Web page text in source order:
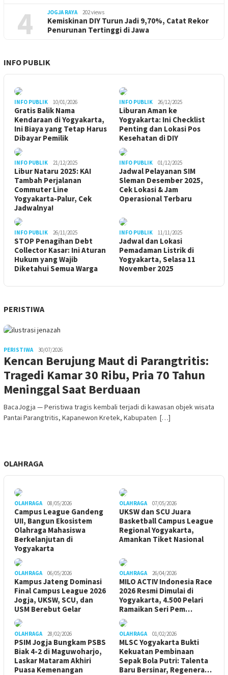
4 JOGJA RAYA 202 views
Kemiskinan DIY Turun Jadi 9,70%, Catat Rekor
Penurunan Tertinggi di Jawa
INFO PUBLIK
INFO PUBLIK 10/01/2026
Gratis Balik Nama
Kendaraan di Yogyakarta,
Ini Biaya yang Tetap Harus
Dibayar Pemilik
INFO PUBLIK 26/12/2025
Liburan Aman ke
Yogyakarta: Ini Checklist
Penting dan Lokasi Pos
Kesehatan di DIY
INFO PUBLIK 21/12/2025
Libur Nataru 2025: KAI
Tambah Perjalanan
Commuter Line
Yogyakarta-Palur, Cek
Jadwalnya!
INFO PUBLIK 01/12/2025
Jadwal Pelayanan SIM
Sleman Desember 2025,
Cek Lokasi & Jam
Operasional Terbaru
INFO PUBLIK 26/11/2025
STOP Penagihan Debt
Collector Kasar: Ini Aturan
Hukum yang Wajib
Diketahui Semua Warga
INFO PUBLIK 11/11/2025
Jadwal dan Lokasi
Pemadaman Listrik di
Yogyakarta, Selasa 11
November 2025
PERISTIWA
PERISTIWA 30/07/2026
Kencan Berujung Maut di Parangtritis:
Tragedi Kamar 30 Ribu, Pria 70 Tahun
Meninggal Saat Berduaan
BacaJogja — Peristiwa tragis kembali terjadi di kawasan objek wisata
Pantai Parangtritis, Kapanewon Kretek, Kabupaten […]
OLAHRAGA
OLAHRAGA 08/05/2026
Campus League Gandeng
UII, Bangun Ekosistem
Olahraga Mahasiswa
Berkelanjutan di
Yogyakarta
OLAHRAGA 07/05/2026
UKSW dan SCU Juara
Basketball Campus League
Regional Yogyakarta,
Amankan Tiket Nasional
OLAHRAGA 06/05/2026
Kampus Jateng Dominasi
Final Campus League 2026
Jogja, UKSW, SCU, dan
USM Berebut Gelar
OLAHRAGA 26/04/2026
MILO ACTIV Indonesia Race
2026 Resmi Dimulai di
Yogyakarta, 4.500 Pelari
Ramaikan Seri Pem…
OLAHRAGA 28/02/2026
PSIM Jogja Bungkam PSBS
Biak 4-2 di Maguwoharjo,
Laskar Mataram Akhiri
Puasa Kemenangan
OLAHRAGA 01/02/2026
MLSC Yogyakarta Bukti
Kekuatan Pembinaan
Sepak Bola Putri: Talenta
Baru Bersinar, Regenera…